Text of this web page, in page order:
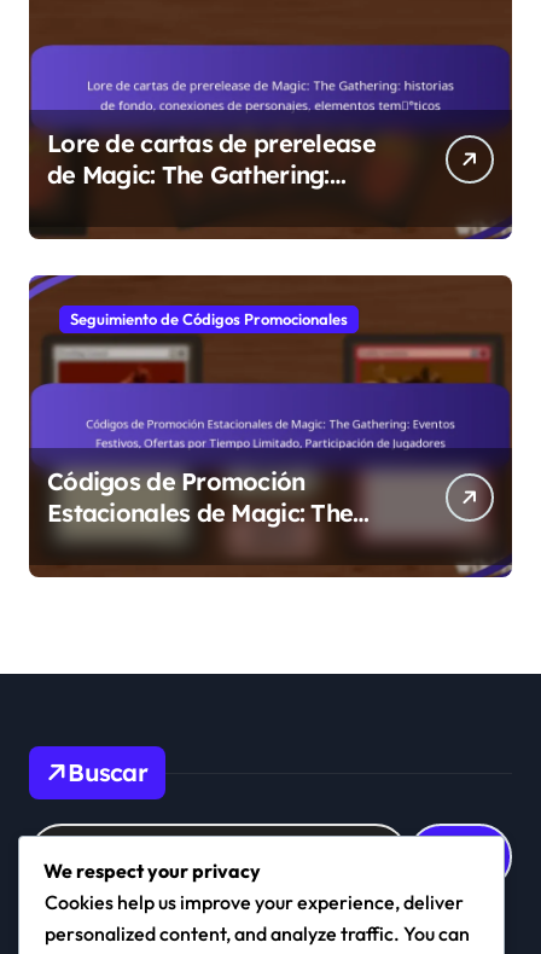
Lore de cartas de prerelease
de Magic: The Gathering:
historias de fondo, conexiones
de personajes, elementos
temáticos
Seguimiento de Códigos Promocionales
Códigos de Promoción
Estacionales de Magic: The
Gathering: Eventos Festivos,
Ofertas por Tiempo Limitado,
Buscar
Search
for:
We respect your privacy
Cookies help us improve your experience, deliver
personalized content, and analyze traffic. You can